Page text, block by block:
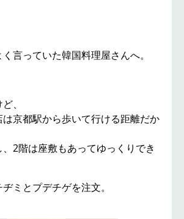
言っていた韓国料理屋さんへ。
、
は京都駅から歩いて行ける距離だか
、2階は座敷もあってゆっくりでき
ミとプデチゲを注文。